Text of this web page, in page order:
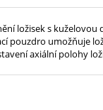
ložisek s
pouzdro umožňuje
axiální polohy